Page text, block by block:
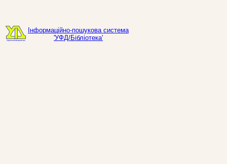
Інформаційно-пошукова система
'УФД/Бібліотека'